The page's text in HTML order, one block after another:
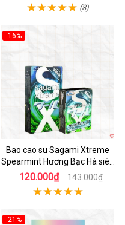
(8)
-16%
Bao cao su Sagami Xtreme
Spearmint Hương Bạc Hà siêu
mỏng, kéo dài thời gian - Hộp 10
cái
120.000₫ 143.000₫
-21%